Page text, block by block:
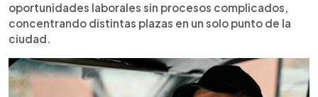
oportunidades laborales sin procesos complicados,
concentrando distintas plazas en un solo punto de la
ciudad.